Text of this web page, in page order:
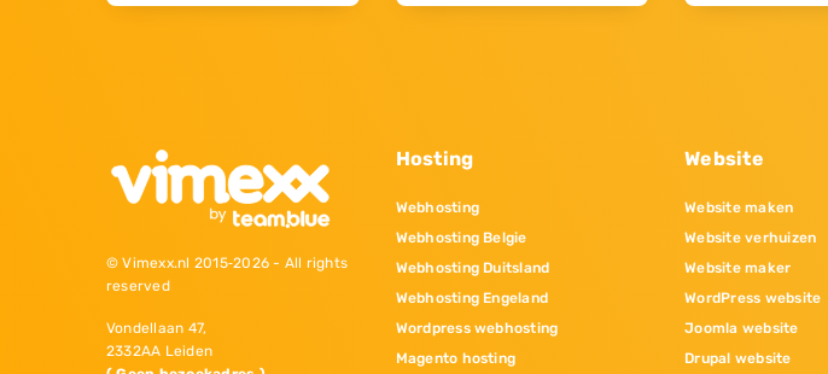
© Vimexx.nl 2015‐2026 - All rights
reserved
Vondellaan 47,
2332AA Leiden
Hosting
Webhosting
Webhosting Belgie
Webhosting Duitsland
Webhosting Engeland
Wordpress webhosting
Magento hosting
Website
Website maken
Website verhuizen
Website maker
WordPress website
Joomla website
Drupal website